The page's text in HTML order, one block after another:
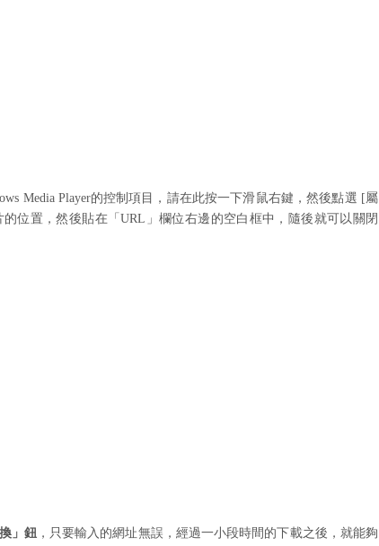
Media Player的控制項目，請在此按一下滑鼠右鍵，然後點選 [屬
位置，然後貼在「URL 」欄位右邊的空白框中，隨後就可以關閉
」鈕，只要輸入的網址無誤，經過一小段時間的下載之後，就能夠